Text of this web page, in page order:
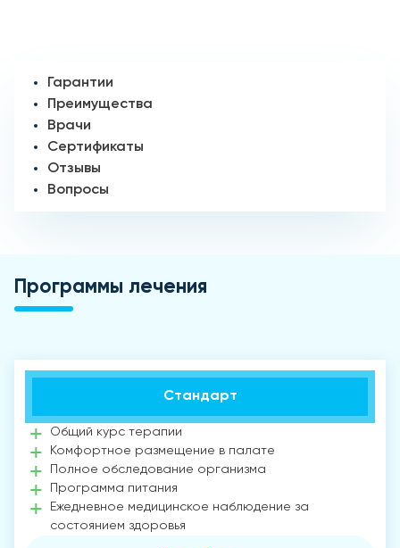
Гарантии
Преимущества
Врачи
Сертификаты
Отзывы
Вопросы
Программы лечения
Стандарт
Общий курс терапии
Комфортное размещение в палате
Полное обследование организма
Программа питания
Ежедневное медицинское наблюдение за
состоянием здоровья